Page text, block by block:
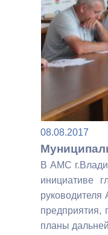
ОРВ и
Оценка
местного
Открытые
проверок
08.08.2017
В АМС
инициативе
предприятия,
планы